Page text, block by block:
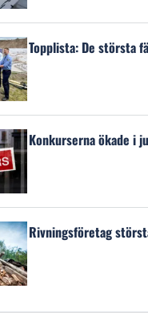
Topplista: De största
Konkurserna ökade i
Rivningsföretag